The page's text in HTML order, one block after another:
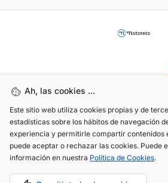
Ah, las cookies ...
Este sitio web utiliza cookies propias y de
estadísticas sobre los hábitos de navegación
experiencia y permitirle compartir contenidos
puede aceptar o rechazar las cookies. Puede
información en nuestra Política de Cookies.